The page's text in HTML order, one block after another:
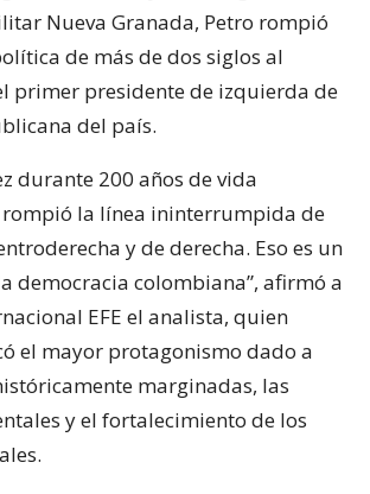
Nueva Granada, Petro rompió
de más de dos siglos al
primer presidente de izquierda de
del país.
durante 200 años de vida
la línea ininterrumpida de
y de derecha. Eso es un
democracia colombiana”, afirmó a
EFE el analista, quien
el mayor protagonismo dado a
marginadas, las
y el fortalecimiento de los